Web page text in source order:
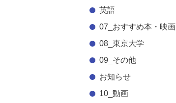
英語
07_おすすめ本・映画
08_東京大学
09_その他
お知らせ
10_動画